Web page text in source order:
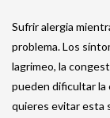
Sufrir alergia
problema. Los
lagrimeo, la
pueden dificultar la
quieres evitar esta